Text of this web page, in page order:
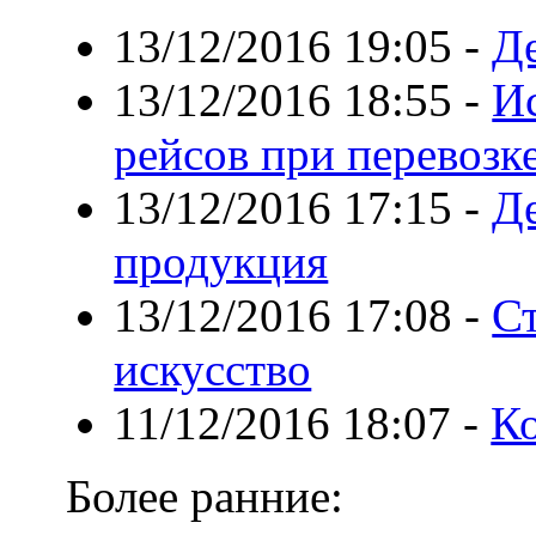
13/12/2016 19:05 -
13/12/2016 18:55 -
рейсов при
13/12/2016 17:15 -
продукция
13/12/2016 17:08 -
искусство
11/12/2016 18:07 -
Более ранние: